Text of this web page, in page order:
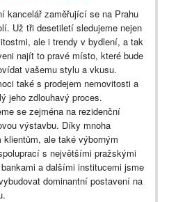
kancelář zaměřující se na Prahu
Už tři desetiletí sledujeme nejen
ale i trendy v bydlení, a tak
najít to pravé místo, které bude
vašemu stylu a vkusu.
také s prodejem nemovitosti a
jeho zdlouhavý proces.
se zejména na rezidenční
výstavbu. Díky mnoha
klientům, ale také výborným
s největšími pražskými
a dalšími institucemi jsme
dominantní postavení na